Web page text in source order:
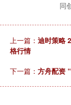
同
上一篇： 迪时策略
格行情
下一篇： 方舟配资